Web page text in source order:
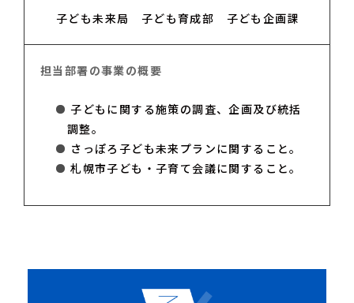
子ども未来局 子ども育成部 子ども企画課
担当部署の事業の概要
子どもに関する施策の調査、企画及び統括
調整。
さっぽろ子ども未来プランに関すること。
札幌市子ども・子育て会議に関すること。